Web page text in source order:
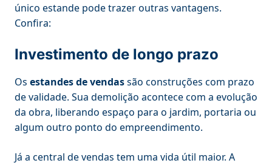
único estande pode trazer outras vantagens.
Confira:
Investimento de longo prazo
Os estandes de vendassão construções com prazo
de validade. Sua demolição acontece com a evolução
da obra, liberando espaço para o jardim, portaria ou
algum outro ponto do empreendimento.
Já a central de vendas tem uma vida útil maior. A